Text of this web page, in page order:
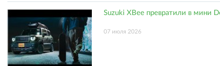
Suzuki XBee превратили в мини
07 июля 2026